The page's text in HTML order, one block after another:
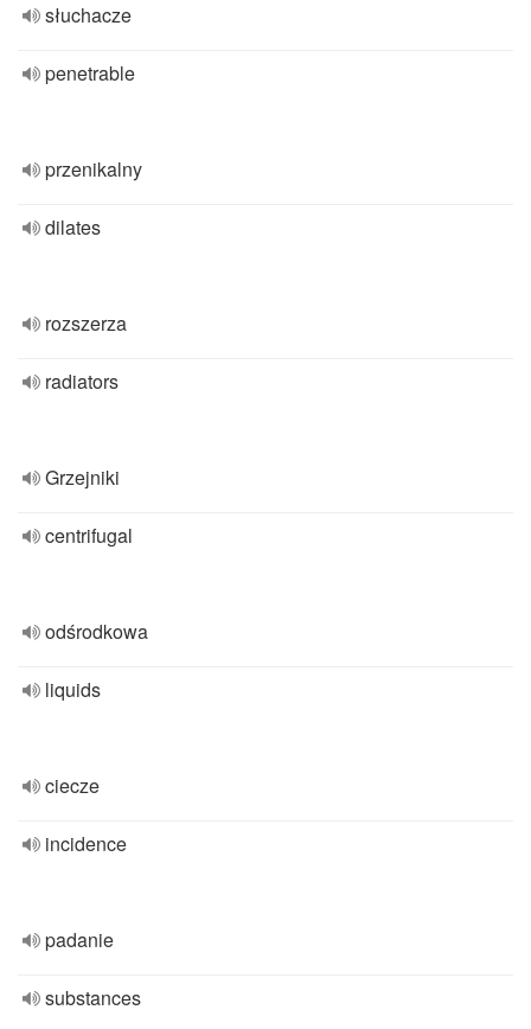
słuchacze
penetrable
przenikalny
dilates
rozszerza
radiators
Grzejniki
centrifugal
odśrodkowa
liquids
ciecze
incidence
padanie
substances